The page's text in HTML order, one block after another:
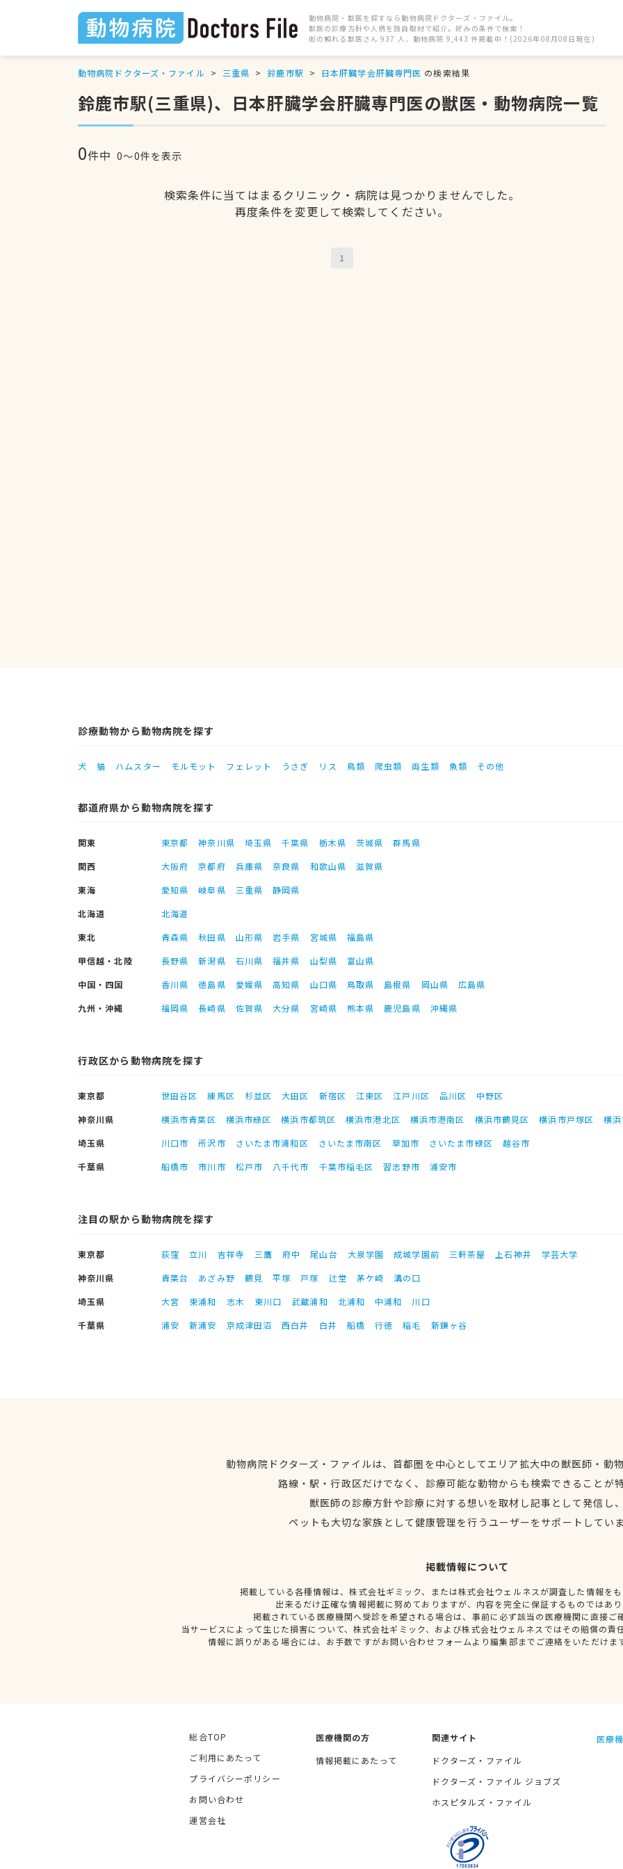
動物病院・獣医を探すなら動物病院ドクターズ・ファイル。
獣医の診療方針や人柄を独自取材で紹介。好みの条件で検索！
街の頼れる獣医さん 937 人、動物病院 9,443 件掲載中！(2026年08月08日現在)
動物病院ドクターズ・ファイル 三重県 鈴鹿市駅 日本肝臓学会肝臓専門医 の検索結果
鈴鹿市駅(三重県)、日本肝臓学会肝臓専門医の獣医・動物病院一覧
0件中 0〜0件を表示
検索条件に当てはまるクリニック・病院は見つかりませんでした。
再度条件を変更して検索してください。
1
診療動物から動物病院を探す
犬 猫 ハムスター モルモット フェレット うさぎ リス 鳥類 爬虫類 両生類 魚類 その他
都道府県から動物病院を探す
関東 東京都 神奈川県 埼玉県 千葉県 栃木県 茨城県
群馬県
関西
大阪府 京都府 兵庫県 奈良県 和歌山県
滋賀県
東海
愛知県 岐阜県 三重県
静岡県
北海道
北海道
東北
青森県 秋田県 山形県 岩手県 宮城県
福島県
甲信越・北陸
長野県 新潟県 石川県 福井県 山梨県
富山県
中国・四国
香川県 徳島県 愛媛県 高知県 山口県 鳥取県 島根県 岡山県
広島県
九州・沖縄
福岡県 長崎県 佐賀県 大分県 宮崎県 熊本県 鹿児島県 沖縄県
行政区から動物病院を探す
東京都 世田谷区 練馬区 杉並区 大田区 新宿区 江東区 江戸川区 品川区
中野区
神奈川県
横浜市青葉区 横浜市緑区 横浜市都筑区 横浜市港北区 横浜市港南区 横浜市鶴見区 横浜市戸塚区
横
埼玉県
川口市 所沢市 さいたま市浦和区 さいたま市南区 草加市 さいたま市緑区
越谷市
千葉県
船橋市 市川市 松戸市 八千代市 千葉市稲毛区 習志野市 浦安市
注目の駅から動物病院を探す
東京都 荻窪 立川 吉祥寺 三鷹 府中 尾山台 大泉学園 成城学園前 三軒茶屋 上石神井
学芸大学
神奈川県
青葉台 あざみ野 鶴見 平塚 戸塚 辻堂 茅ケ崎
溝の口
埼玉県
大宮 東浦和 志木 東川口 武蔵浦和 北浦和 中浦和
川口
千葉県
浦安 新浦安 京成津田沼 西白井 白井 船橋 行徳 稲毛 新鎌ヶ谷
動物病院ドクターズ・ファイルは、首都圏を中心としてエリア拡大中の獣医師・動
路線・駅・行政区だけでなく、診療可能な動物からも検索できることが
獣医師の診療方針や診療に対する想いを取材し記事として発信し
ペットも大切な家族として健康管理を行うユーザーをサポートしてい
掲載情報について
掲載している各種情報は、株式会社ギミック、または株式会社ウェルネスが調査した情報を
出来るだけ正確な情報掲載に努めておりますが、内容を完全に保証するものではあ
掲載されている医療機関へ受診を希望される場合は、事前に必ず該当の医療機関に直接ご
当サービスによって生じた損害について、株式会社ギミック、および株式会社ウェルネスではその賠償の責
情報に誤りがある場合には、お手数ですがお問い合わせフォームより編集部までご連絡をいただけま
総合TOP
ご利用にあたって
プライバシーポリシー
お問い合わせ
運営会社
医療機関の方
情報掲載にあたって
関連サイト
ドクターズ・ファイル
ドクターズ・ファイル ジョブズ
ホスピタルズ・ファイル
医療